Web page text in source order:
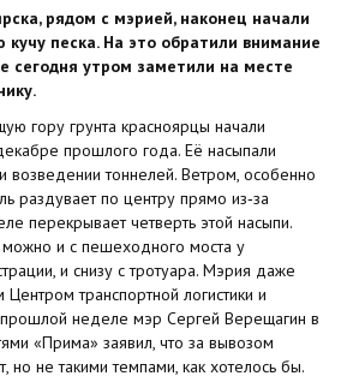
рядом с мэрией, наконец начали
кучу песка. На это обратили внимание
сегодня утром заметили на месте
гору грунта красноярцы начали
прошлого года. Её насыпали
возведении тоннелей. Ветром, особенно
раздувает по центру прямо из‑за
перекрывает четверть этой насыпи.
и с пешеходного моста у
и снизу с тротуара. Мэрия даже
транспортной логистики и
неделе мэр Сергей Верещагин в
«Прима» заявил, что за вывозом
но не такими темпами, как хотелось бы.